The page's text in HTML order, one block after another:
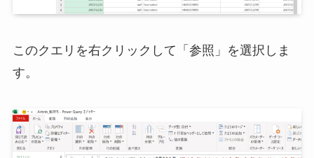
このクエリを右クリックして「参照」を選択しま
す。